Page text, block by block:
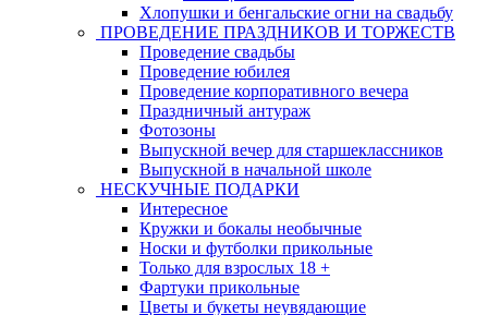
Хлопушки и бенгальские огни на свадьбу
ПРОВЕДЕНИЕ ПРАЗДНИКОВ И ТОРЖЕСТВ
Проведение свадьбы
Проведение юбилея
Проведение корпоративного вечера
Праздничный антураж
Фотозоны
Выпускной вечер для старшеклассников
Выпускной в начальной школе
НЕСКУЧНЫЕ ПОДАРКИ
Интересное
Кружки и бокалы необычные
Носки и футболки прикольные
Только для взрослых 18 +
Фартуки прикольные
Цветы и букеты неувядающие